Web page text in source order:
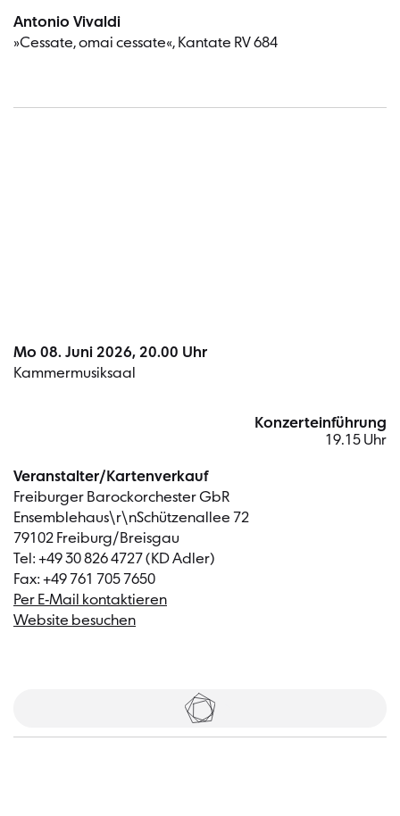
Antonio Vivaldi
»Cessate, omai cessate«, Kantate RV 684
Mo 08. Juni 2026, 20.00 Uhr
Kammermusiksaal
Veranstalter/Kartenverkauf
Freiburger Barockorchester GbR
Ensemblehaus\r\nSchützenallee 72
79102 Freiburg/Breisgau
Tel: +49 30 826 4727 (KD Adler)
Fax: +49 761 705 7650
Per E-Mail kontaktieren
Website besuchen
Konzerteinführung
19.15 Uhr
Tickets